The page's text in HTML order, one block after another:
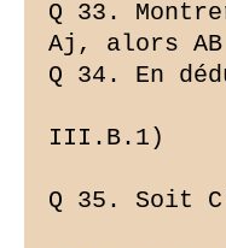
Q 33.
Aj, alors AB
Q 34. En
III.B.1)
Q 35. Soit